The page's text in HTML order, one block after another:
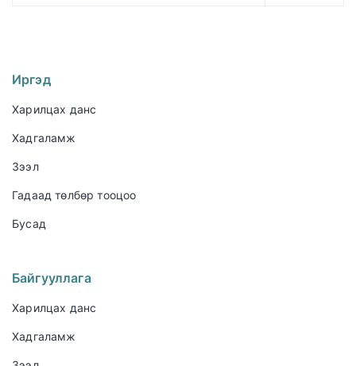
Иргэд
Харилцах данс
Хадгаламж
Зээл
Гадаад төлбөр тооцоо
Бусад
Байгууллага
Харилцах данс
Хадгаламж